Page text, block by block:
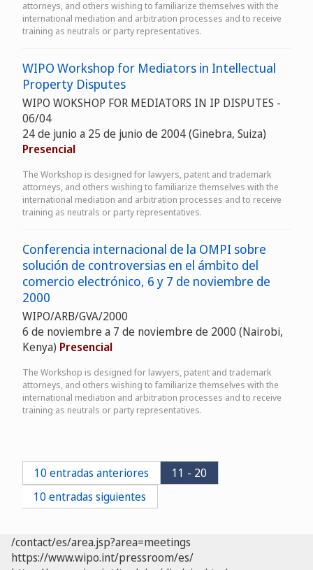
attorneys, and others wishing to familiarize themselves with the
international mediation and arbitration processes and to receive
training as neutrals or party representatives.
WIPO Workshop for Mediators in Intellectual
Property Disputes
WIPO WOKSHOP FOR MEDIATORS IN IP DISPUTES -
06/04
24 de junio a 25 de junio de 2004 (Ginebra, Suiza)
Presencial
The Workshop is designed for lawyers, patent and trademark
attorneys, and others wishing to familiarize themselves with the
international mediation and arbitration processes and to receive
training as neutrals or party representatives.
Conferencia internacional de la OMPI sobre
solución de controversias en el ámbito del
comercio electrónico, 6 y 7 de noviembre de
2000
WIPO/ARB/GVA/2000
6 de noviembre a 7 de noviembre de 2000 (Nairobi,
Kenya) Presencial
The Workshop is designed for lawyers, patent and trademark
attorneys, and others wishing to familiarize themselves with the
international mediation and arbitration processes and to receive
training as neutrals or party representatives.
10 entradas anteriores
11 - 20
10 entradas siguientes
/contact/es/area.jsp?area=meetings
https://www.wipo.int/pressroom/es/